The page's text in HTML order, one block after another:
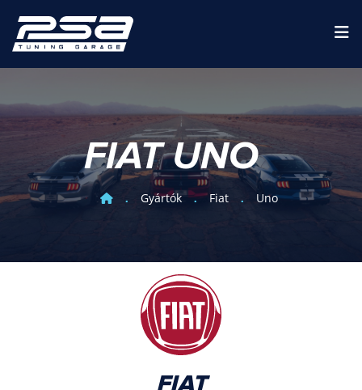
FIAT UNO
Gyártók Fiat Uno
FIAT